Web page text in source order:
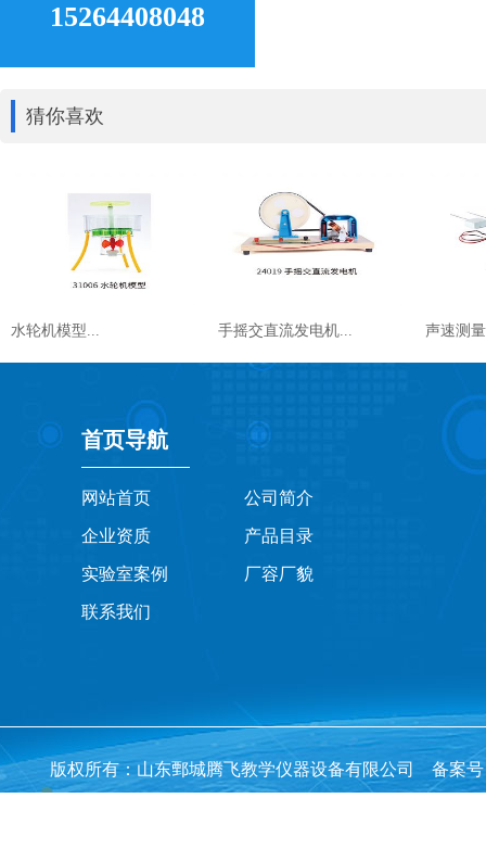
15264408048
猜你喜欢
水轮机模型... 手摇交直流发电机... 声速测
首页导航
网站首页 公司简介
企业资质 产品目录
实验室案例 厂容厂貌
联系我们
版权所有：山东鄄城腾飞教学仪器设备有限公司 备案